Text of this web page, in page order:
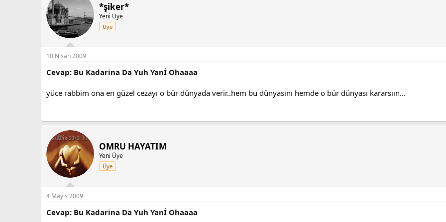
*şiker*
Yeni Üye
Üye
10 Nisan 2009
Cevap: Bu Kadarina Da Yuh Yanİ Ohaaaa
yüce rabbim ona en güzel cezayı o bür dünyada verir..hem bu dünyasını hemde o bür dünyası kararsıın...
OMRU HAYATIM
Yeni Üye
Üye
4 Mayıs 2009
Cevap: Bu Kadarina Da Yuh Yanİ Ohaaaa